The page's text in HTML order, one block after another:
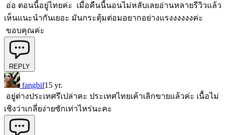
อ่อ ตอนนี้อยู่ไทยค่ะ เมื่อคืนนี้นอนไม่หลับเลยอ่านหลายรีวิวแล้ว
เห็นแนะนำกันเยอะ มันกระตุ้มต่อมอยากอย่างแรงงงงงงค่ะ
ขอบคุณค่ะ
REPLY
fangbif15 yr.
อยู่ต่างประเทศรึเปล่าคะ ประเทศไทยเค้าเลิกขายแล้วค่ะ เนื้อไม่
เชิงว่าเกลี่ยง่ายซักเท่าไหร่นะคะ